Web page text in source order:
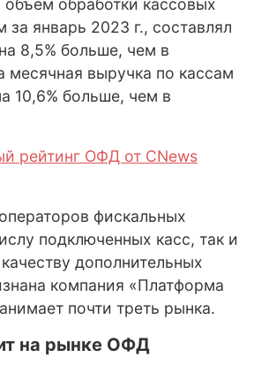
обработки кассовых
за январь 2023 г., составлял
8,5% больше, чем в
месячная выручка по кассам
10,6% больше, чем в
рейтинг ОФД от CNews
фискальных
подключенных касс, так и
дополнительных
компания «Платформа
почти треть рынка.
на рынке ОФД